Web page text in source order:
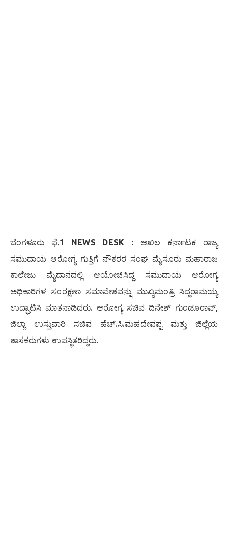
ಬೆಂಗಳೂರು ಫೆ.1 NEWS DESK : ಅಖಿಲ ಕರ್ನಾಟಕ ರಾಜ್ಯ
ಸಮುದಾಯ ಆರೋಗ್ಯ ಗುತ್ತಿಗೆ ನೌಕರರ ಸಂಘ ಮೈಸೂರು ಮಹಾರಾಜ
ಕಾಲೇಜು ಮೈದಾನದಲ್ಲಿ ಆಯೋಜಿಸಿದ್ದ ಸಮುದಾಯ ಆರೋಗ್ಯ
ಅಧಿಕಾರಿಗಳ ಸಂರಕ್ಷಣಾ ಸಮಾವೇಶವನ್ನು ಮುಖ್ಯಮಂತ್ರಿ ಸಿದ್ದರಾಮಯ್ಯ
ಉದ್ಘಾಟಿಸಿ ಮಾತನಾಡಿದರು. ಆರೋಗ್ಯ ಸಚಿವ ದಿನೇಶ್ ಗುಂಡೂರಾವ್,
ಜಿಲ್ಲಾ ಉಸ್ತುವಾರಿ ಸಚಿವ ಹೆಚ್.ಸಿ.ಮಹದೇವಪ್ಪ ಮತ್ತು ಜಿಲ್ಲೆಯ
ಶಾಸಕರುಗಳು ಉಪಸ್ಥಿತರಿದ್ದರು.